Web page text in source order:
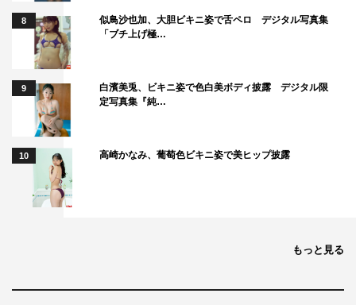
8
似鳥沙也加、大胆ビキニ姿で舌ペロ デジタル写真集
「ブチ上げ極…
9
白濱美兎、ビキニ姿で色白美ボディ披露 デジタル限
定写真集『純…
10 高崎かなみ、葡萄色ビキニ姿で美ヒップ披露
もっと見る